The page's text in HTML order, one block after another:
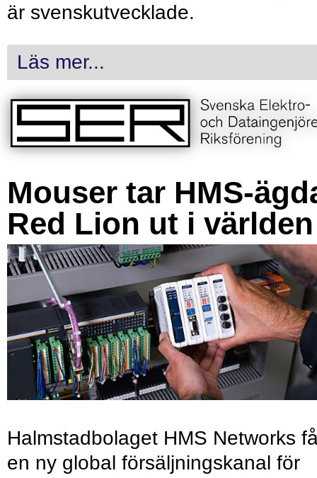
är svenskutvecklade.
Läs mer...
Mouser tar HMS-
Red Lion ut i världen
Halmstadbolaget HMS Networks
en ny global försäljningskanal för